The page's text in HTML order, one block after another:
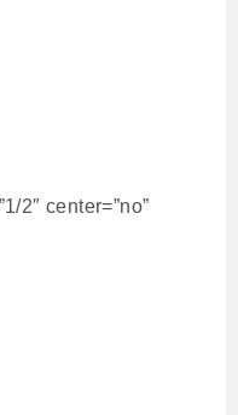
2″ center=”no”